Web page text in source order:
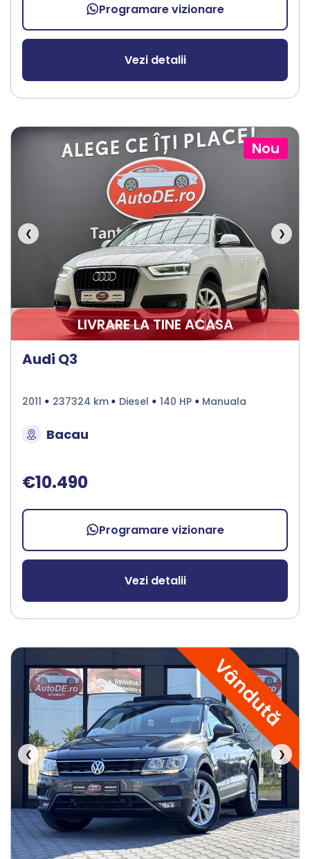
Programare vizionare
Vezi detalii
Nou
❮ ❯
LIVRARE LA TINE ACASA
Audi Q3
2011 237324 km Diesel 140 HP Manuala
Bacau
€10.490
Programare vizionare
Vezi detalii
Vândută
❮ ❯